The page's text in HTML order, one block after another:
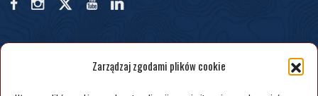
Zarządzaj zgodami plików cookie